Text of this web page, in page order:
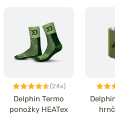
(24x)
Delphin Termo
ponožky HEATex